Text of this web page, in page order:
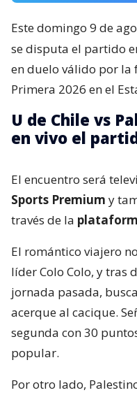
Este domingo 9 de
se disputa el partido
en duelo válido por la
Primera 2026 en el
U de Chile vs
en vivo el
El encuentro será
Sports Premium y
través de la
El romántico viajero
líder Colo Colo, y tras
jornada pasada,
acerque al cacique.
segunda con 30
popular.
Por otro lado,